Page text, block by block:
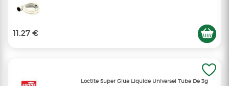
11.27 €
Loctite Super Glue Liquide Universel Tube De 3g